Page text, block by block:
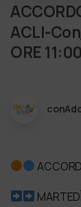
ACLI-
ORE11:00